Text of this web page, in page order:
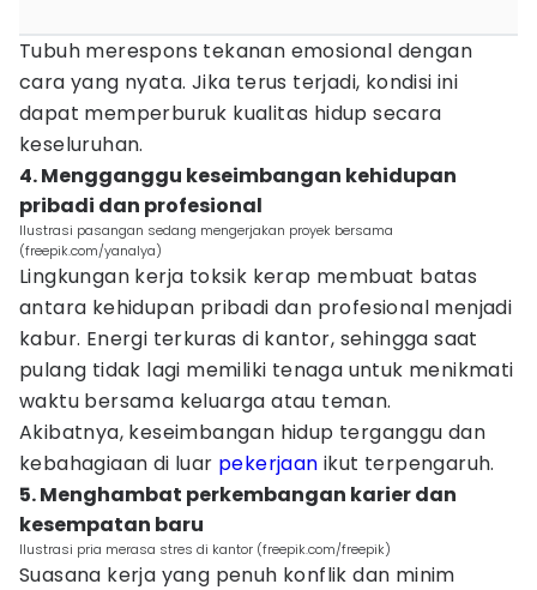
Tubuh merespons tekanan emosional dengan
cara yang nyata. Jika terus terjadi, kondisi ini
dapat memperburuk kualitas hidup secara
keseluruhan.
4. Mengganggu keseimbangan kehidupan
pribadi dan profesional
Ilustrasi pasangan sedang mengerjakan proyek bersama
(freepik.com/yanalya)
Lingkungan kerja toksik kerap membuat batas
antara kehidupan pribadi dan profesional menjadi
kabur. Energi terkuras di kantor, sehingga saat
pulang tidak lagi memiliki tenaga untuk menikmati
waktu bersama keluarga atau teman.
Akibatnya, keseimbangan hidup terganggu dan
kebahagiaan di luar pekerjaan ikut terpengaruh.
5. Menghambat perkembangan karier dan
kesempatan baru
Ilustrasi pria merasa stres di kantor (freepik.com/freepik)
Suasana kerja yang penuh konflik dan minim